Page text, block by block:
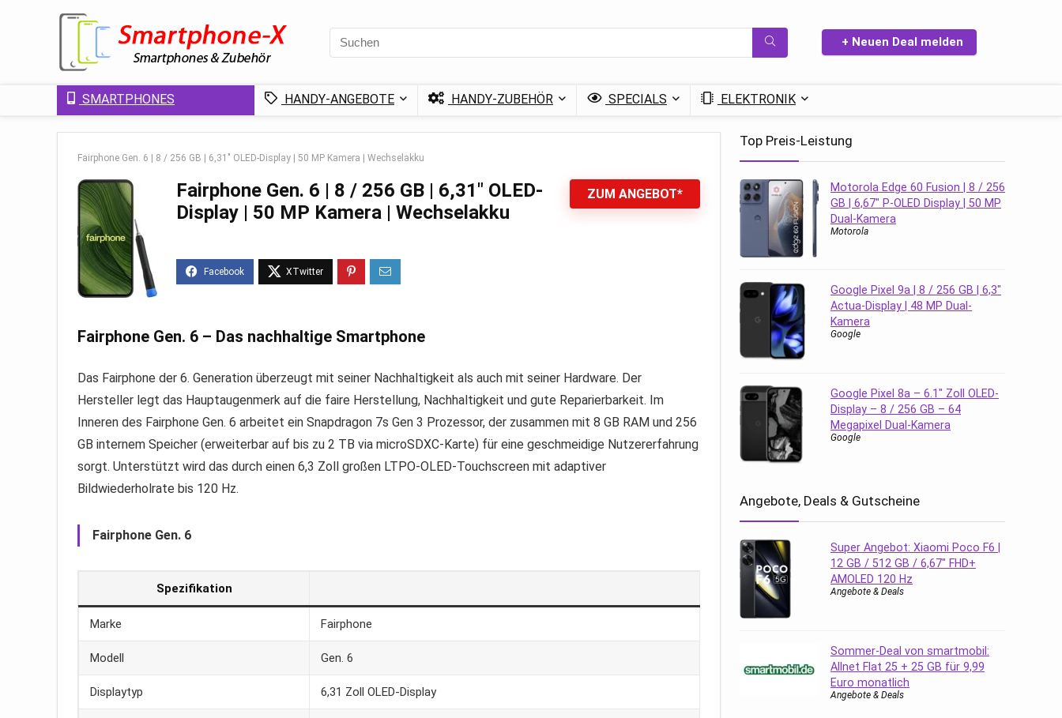
+ Neuen Deal melden
SMARTPHONES HANDY-ANGEBOTE HANDY-ZUBEHÖR SPECIALS ELEKTRONIK
Fairphone Gen. 6 | 8 / 256 GB | 6,31″ OLED-Display | 50 MP Kamera | Wechselakku
Fairphone Gen. 6 | 8 / 256 GB | 6,31″ OLED-
Display | 50 MP Kamera | Wechselakku
ZUM ANGEBOT*
Fairphone Gen. 6 – Das nachhaltige Smartphone
Das Fairphone der 6. Generation überzeugt mit seiner Nachhaltigkeit als auch mit seiner Hardware. Der
Hersteller legt das Hauptaugenmerk auf die faire Herstellung, Nachhaltigkeit und gute Reparierbarkeit. Im
Inneren des Fairphone Gen. 6 arbeitet ein Snapdragon 7s Gen 3 Prozessor, der zusammen mit 8 GB RAM und 256
GB internem Speicher (erweiterbar auf bis zu 2 TB via microSDXC-Karte) für eine geschmeidige Nutzererfahrung
sorgt. Unterstützt wird das durch einen 6,3 Zoll großen LTPO-OLED-Touchscreen mit adaptiver
Bildwiederholrate bis 120 Hz.
Fairphone Gen. 6
Spezifikation
Marke Fairphone
Modell Gen. 6
Displaytyp 6,31 Zoll OLED-Display
Top Preis-Leistung
Motorola Edge 60 Fusion | 8 / 256
GB | 6,67″ P-OLED Display | 50 MP
Dual-Kamera
Motorola
Google Pixel 9a | 8 / 256 GB | 6,3″
Actua-Display | 48 MP Dual-
Kamera
Google
Google Pixel 8a – 6.1″ Zoll OLED-
Display – 8 / 256 GB – 64
Megapixel Dual-Kamera
Google
Angebote, Deals & Gutscheine
Super Angebot: Xiaomi Poco F6 |
12 GB / 512 GB / 6,67″ FHD+
AMOLED 120 Hz
Angebote & Deals
Sommer-Deal von smartmobil:
Allnet Flat 25 + 25 GB für 9,99
Euro monatlich
Angebote & Deals